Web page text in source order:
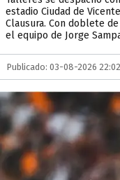
estadio Ciudad de
Clausura. Con doblete
el equipo de Jorge
Publicado: 03-08-2026 22:02